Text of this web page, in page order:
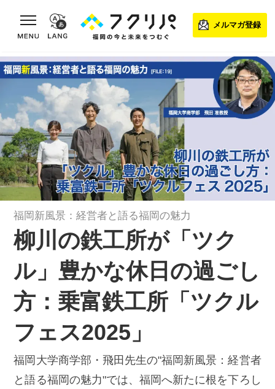
toggle navigation
メルマガ登録
福岡新風景：経営者と語る福岡の魅力
柳川の鉄工所が「ツク
ル」豊かな休日の過ごし
方：乗富鉄工所「ツクル
フェス2025」
福岡大学商学部・飛田先生の"福岡新風景：経営者
と語る福岡の魅力"では、福岡へ新たに根を下ろし